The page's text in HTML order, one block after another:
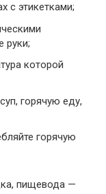
с этикетками;
руки;
которой
горячую еду,
горячую
пищевода —